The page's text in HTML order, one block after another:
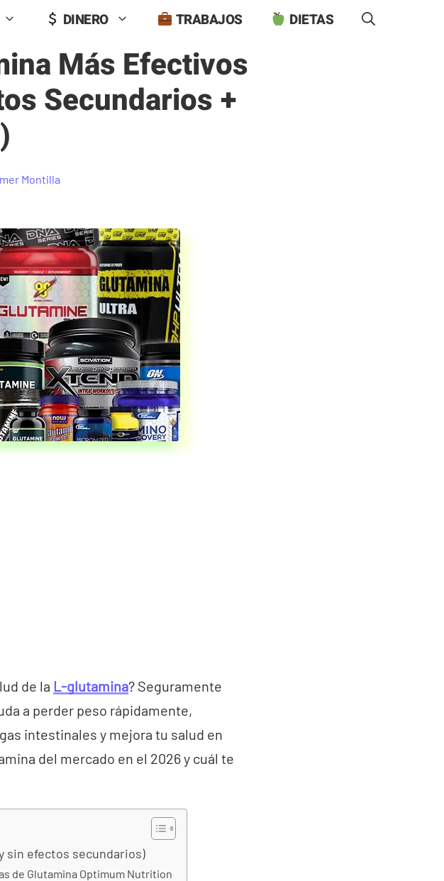
DINERO TRABAJOS DIETAS
Más Efectivos
Secundarios +
Montilla
de la L-glutamina? Seguramente
a perder peso rápidamente,
intestinales y mejora tu salud en
del mercado en el 2026 y cuál te
sin efectos secundarios)
de Glutamina Optimum Nutrition